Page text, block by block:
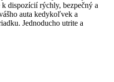
dispozícií rýchly, bezpečný a
auta kedykoľvek a
Jednoducho utrite a